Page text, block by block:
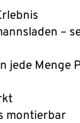
–
jede Menge
montierbar